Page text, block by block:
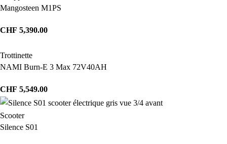
Mangosteen M1PS
CHF 5,390.00
Trottinette
NAMI Burn-E 3 Max 72V40AH
CHF 5,549.00
Scooter
Silence S01